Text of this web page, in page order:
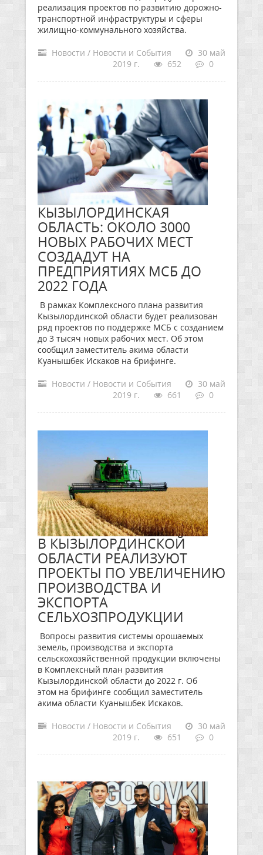
реализация проектов по развитию дорожно-
транспортной инфраструктуры и сферы
жилищно-коммунального хозяйства.
Новости / Новости и События
30 май
2019 г.
652 0
КЫЗЫЛОРДИНСКАЯ
ОБЛАСТЬ: ОКОЛО 3000
НОВЫХ РАБОЧИХ МЕСТ
СОЗДАДУТ НА
ПРЕДПРИЯТИЯХ МСБ ДО
2022 ГОДА
В рамках Комплексного плана развития
Кызылординской области будет реализован
ряд проектов по поддержке МСБ с созданием
до 3 тысяч новых рабочих мест. Об этом
сообщил заместитель акима области
Куанышбек Искаков на брифинге.
Новости / Новости и События
30 май
2019 г.
661 0
В КЫЗЫЛОРДИНСКОЙ
ОБЛАСТИ РЕАЛИЗУЮТ
ПРОЕКТЫ ПО УВЕЛИЧЕНИЮ
ПРОИЗВОДСТВА И
ЭКСПОРТА
СЕЛЬХОЗПРОДУКЦИИ
Вопросы развития системы орошаемых
земель, производства и экспорта
сельскохозяйственной продукции включены
в Комплексный план развития
Кызылординской области до 2022 г. Об
этом на брифинге сообщил заместитель
акима области Куанышбек Искаков.
Новости / Новости и События
30 май
2019 г.
651 0